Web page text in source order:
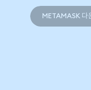
METAMASK 다